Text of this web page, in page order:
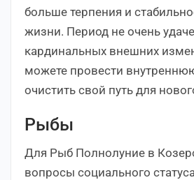
больше терпения и
жизни. Период не очень
кардинальных внешних
можете провести
очистить свой путь для
Рыбы
Для Рыб Полнолуние в
вопросы социального